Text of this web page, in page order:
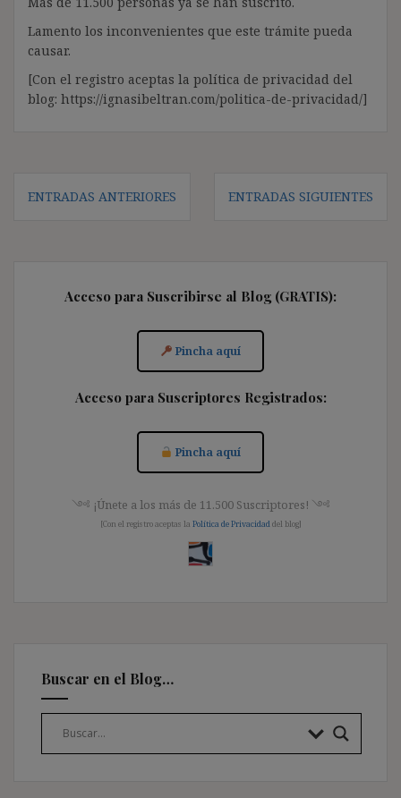
Lamento los inconvenientes que este trámite pueda
causar.
[Con el registro aceptas la política de privacidad del
blog: https://ignasibeltran.com/politica-de-privacidad/]
de
ENTRADAS ANTERIORES ENTRADAS SIGUIENTES
Acceso para Suscribirse al Blog (GRATIS):
Pincha aquí
Acceso para Suscriptores Registrados:
Pincha aquí
༺ ¡Únete a los más de 11.500 Suscriptores! ༺
[Con el registro aceptas la Política de Privacidad del blog]
Buscar en el Blog…